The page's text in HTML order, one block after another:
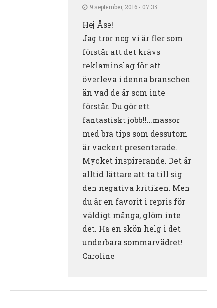
9 september, 2016 - 07:35
Hej Åse!
Jag tror nog vi är fler som
förstår att det krävs
reklaminslag för att
överleva i denna branschen
än vad de är som inte
förstår. Du gör ett
fantastiskt jobb!!…massor
med bra tips som dessutom
är vackert presenterade.
Mycket inspirerande. Det är
alltid lättare att ta till sig
den negativa kritiken. Men
du är en favorit i repris för
väldigt många, glöm inte
det. Ha en skön helg i det
underbara sommarvädret!
Caroline